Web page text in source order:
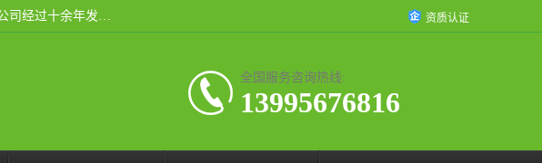
武汉洁利友环境技术有限公司是从事工业民用设备清洗、水处理、金属防腐蚀技术开发与应用的专业化公司。公司经过十余年发展积累了丰富的清洗经验，服务过的客户达到500余家，清洗的各类工业设备共计3000余台。 资质认证
全国服务咨询热线:
13995676816